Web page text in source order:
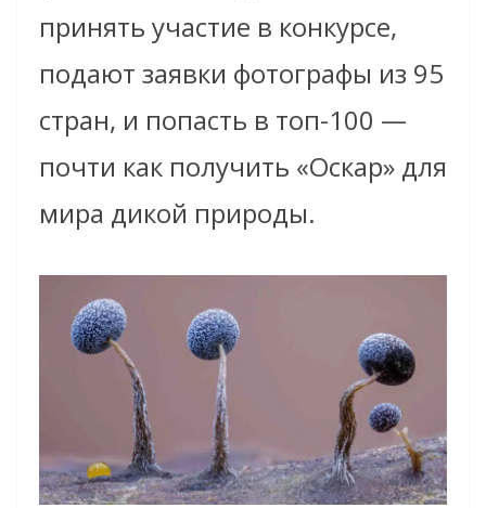
принять участие в конкурсе,
подают заявки фотографы из 95
стран, и попасть в топ-100 —
почти как получить «Оскар» для
мира дикой природы.